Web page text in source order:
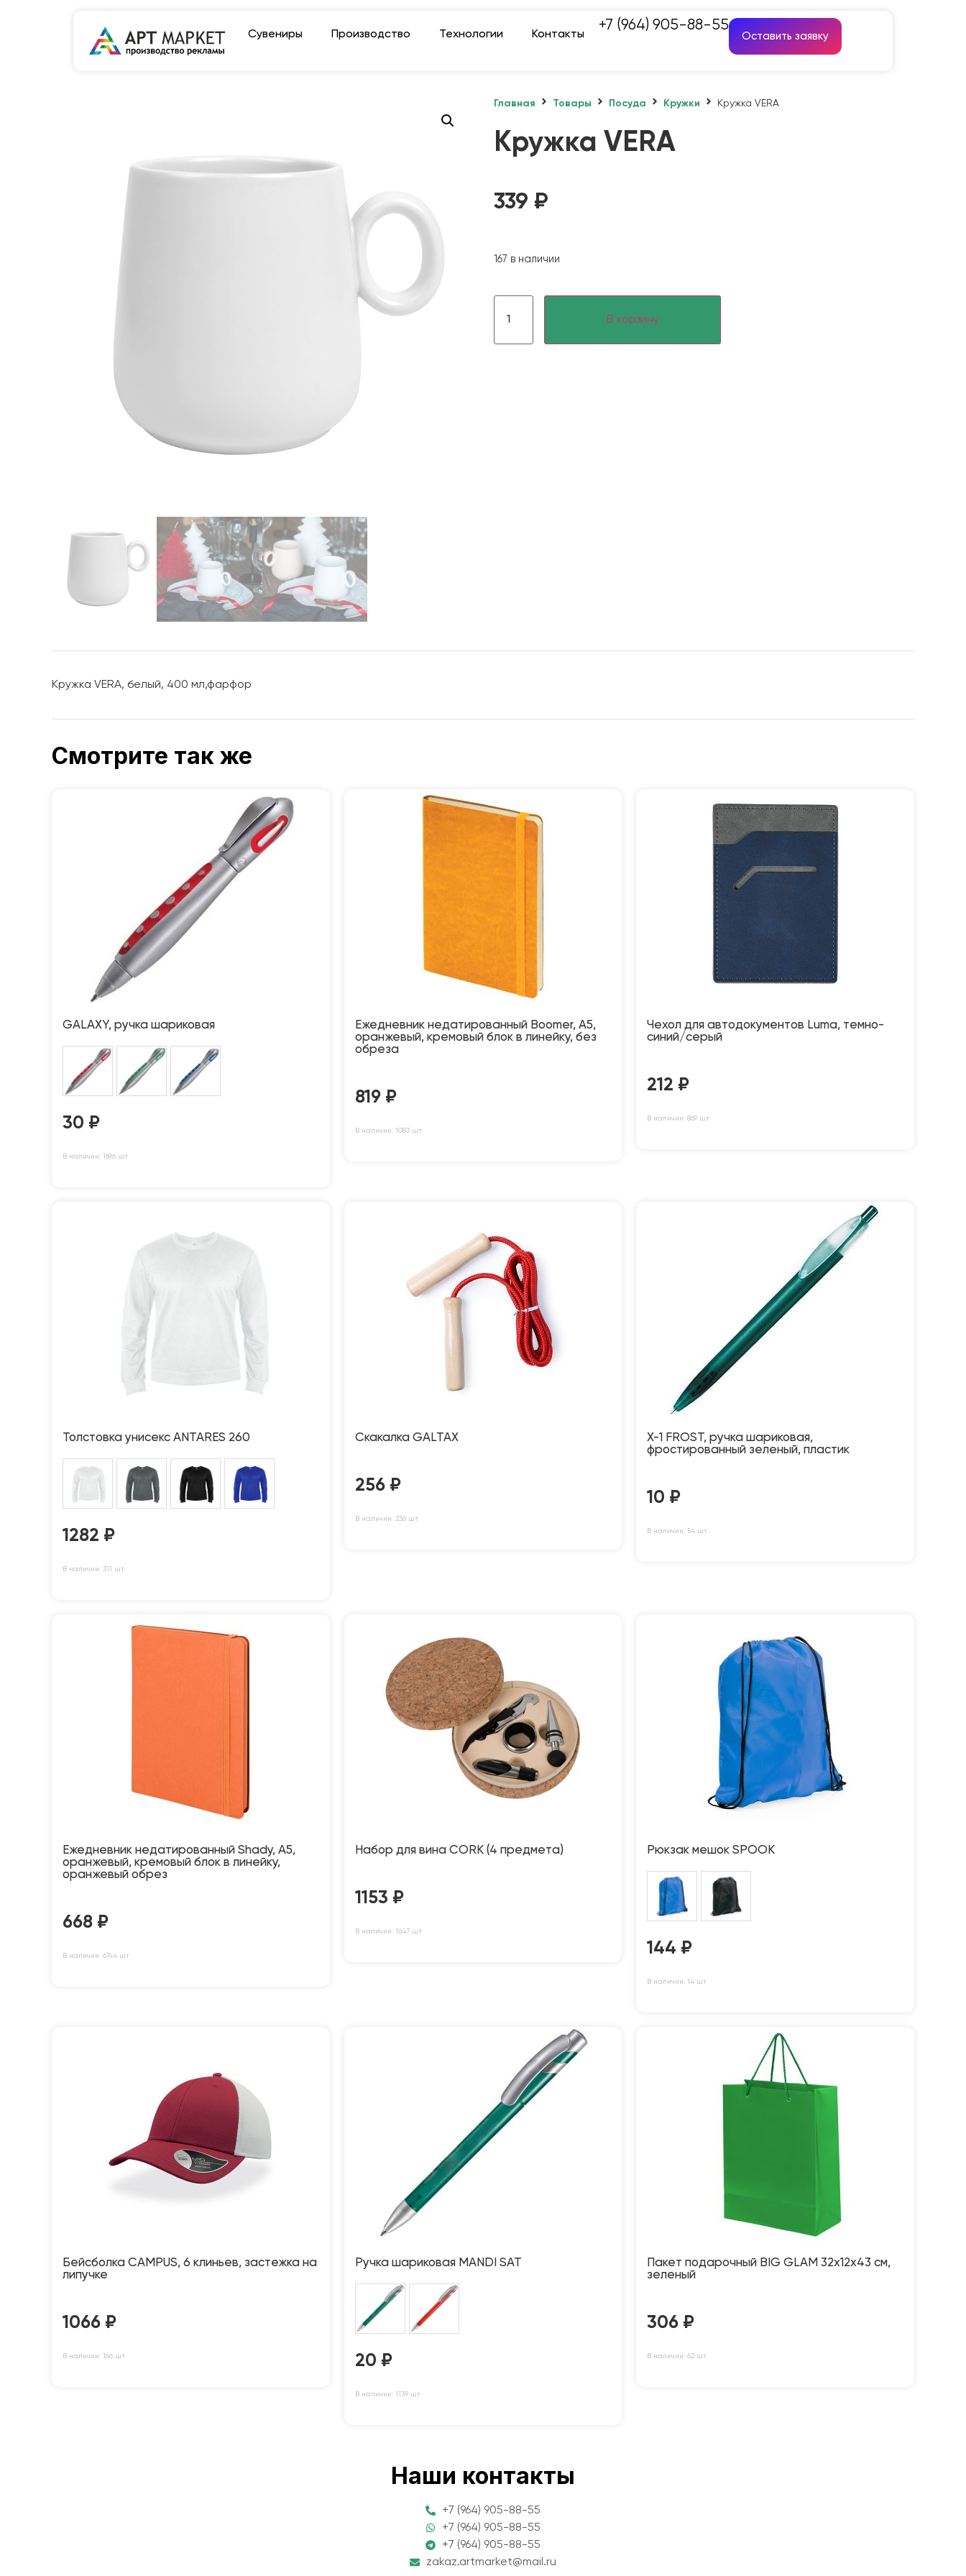
Сувениры Производство Технологии Контакты
+7 (964) 905-88-55
Оставить заявку
Главная Товары Посуда Кружки Кружка VERA
Кружка VERA
339 ₽
167 в наличии
В корзину
Кружка VERA, белый, 400 мл,фарфор
Смотрите так же
GALAXY, ручка шариковая
30 ₽
В наличии: 1696 шт
Ежедневник недатированный Boomer, А5,
оранжевый, кремовый блок в линейку, без
обреза
819 ₽
В наличии: 1083 шт
Чехол для автодокументов Luma, темно-
синий/серый
212 ₽
В наличии: 869 шт
Толстовка унисекс ANTARES 260
1282 ₽
В наличии: 311 шт
Скакалка GALTAX
256 ₽
В наличии: 236 шт
X-1 FROST, ручка шариковая,
фростированный зеленый, пластик
10 ₽
В наличии: 54 шт
Ежедневник недатированный Shady, А5,
оранжевый, кремовый блок в линейку,
оранжевый обрез
668 ₽
В наличии: 6744 шт
Набор для вина CORK (4 предмета)
1153 ₽
В наличии: 1647 шт
Рюкзак мешок SPOOK
144 ₽
В наличии: 14 шт
Бейсболка CAMPUS, 6 клиньев, застежка на
липучке
1066 ₽
В наличии: 166 шт
Ручка шариковая MANDI SAT
20 ₽
В наличии: 1139 шт
Пакет подарочный BIG GLAM 32х12х43 см,
зеленый
306 ₽
В наличии: 62 шт
Наши контакты
+7 (964) 905-88-55
+7 (964) 905-88-55
+7 (964) 905-88-55
zakaz.artmarket@mail.ru